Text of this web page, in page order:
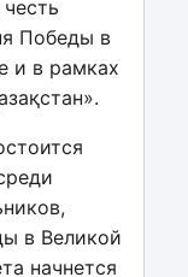
Победы в
и в рамках
в Великой
начнется